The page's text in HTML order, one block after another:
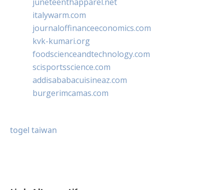
italywarm.com
journaloffinanceeconomics.com
kvk-kumari.org
foodscienceandtechnology.com
scisportsscience.com
addisababacuisineaz.com
burgerimcamas.com
togel taiwan